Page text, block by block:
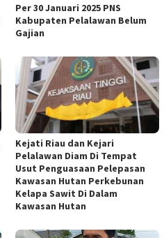
Per 30 Januari 2025 PNS
Kabupaten Pelalawan Belum
Gajian
Kejati Riau dan Kejari
Pelalawan Diam Di Tempat
Usut Penguasaan Pelepasan
Kawasan Hutan Perkebunan
Kelapa Sawit Di Dalam
Kawasan Hutan